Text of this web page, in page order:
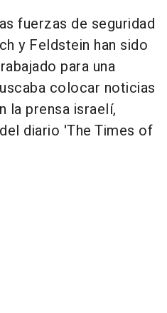
fuerzas de seguridad
y Feldstein han sido
para una
colocar noticias
la prensa israelí,
diario 'The Times of